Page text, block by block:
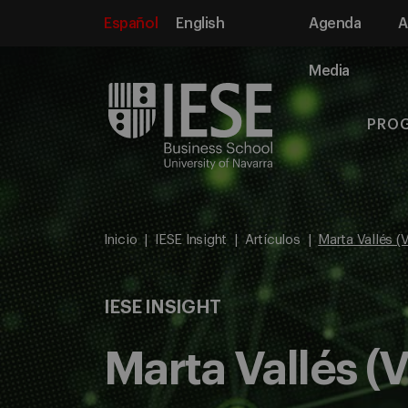
Español English Agenda
Media
Inicio IESE Insight Artículos Marta Vallés
IESE INSIGHT
Marta Vallés